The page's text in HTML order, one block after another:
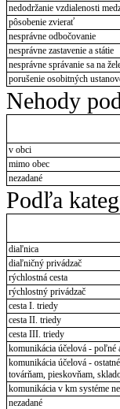
nedodržanie vzdialenosti
pôsobenie zvierať
nesprávne odbočovanie
nesprávne zastavenie a státie
nesprávne správanie sa na
porušenie osobitných
Nehody
v obci
mimo obec
nezadané
Podľa
diaľnica
diaľničný privádzač
rýchlostná cesta
rýchlostný privádzač
cesta I. triedy
cesta II. triedy
cesta III. triedy
komunikácia účelová - poľné
komunikácia účelová -
továrňam, pieskovňam,
komunikácia v km systéme
nezadané